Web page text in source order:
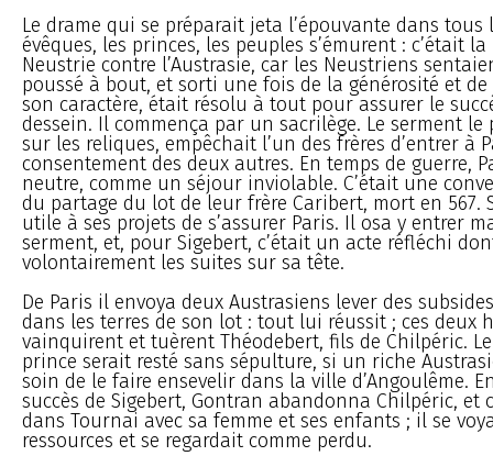
Le drame qui se préparait jeta l’épouvante dans tous
évêques, les princes, les peuples s’émurent : c’était
Neustrie contre l’Austrasie, car les Neustriens
poussé à bout, et sorti une fois de la générosité et
son caractère, était résolu à tout pour assurer le
dessein. Il commença par un sacrilège. Le serment
sur les reliques, empêchait l’un des frères d’entrer à
consentement des deux autres. En temps de guerre,
neutre, comme un séjour inviolable. C’était une
du partage du lot de leur frère Caribert, mort en 567.
utile à ses projets de s’assurer Paris. Il osa y entrer
serment, et, pour Sigebert, c’était un acte réfléchi
volontairement les suites sur sa tête.
De Paris il envoya deux Austrasiens lever des
dans les terres de son lot : tout lui réussit ; ces deux
vainquirent et tuèrent Théodebert, fils de Chilpéric.
prince serait resté sans sépulture, si un riche
soin de le faire ensevelir dans la ville d’Angoulême.
succès de Sigebert, Gontran abandonna Chilpéric, et
dans Tournai avec sa femme et ses enfants ; il se
ressources et se regardait comme perdu.